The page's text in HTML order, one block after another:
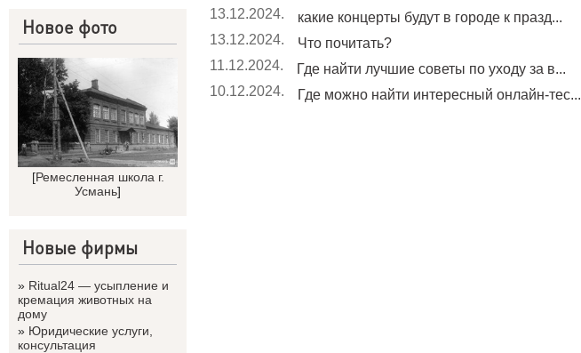
Новое фото
[Ремесленная школа г.
Усмань]
Новые фирмы
» Ritual24 — усыпление и
кремация животных на
дому
» Юридические услуги,
консультация
13.12.2024.
какие концерты будут в городе к празд...
13.12.2024.
Что почитать?
11.12.2024.
Где найти лучшие советы по уходу за в...
10.12.2024.
Где можно найти интересный онлайн-тес...